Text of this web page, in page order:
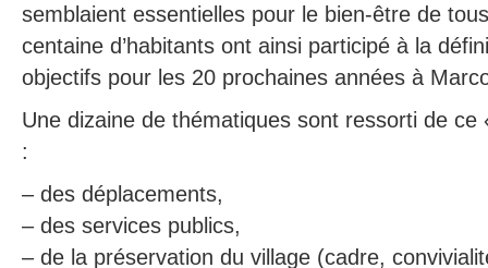
semblaient essentielles pour le bien-être de
centaine d’habitants ont ainsi participé à la
objectifs pour les 20 prochaines années à
Une dizaine de thématiques sont ressorti de
:
– des déplacements,
– des services publics,
– de la préservation du village (cadre,